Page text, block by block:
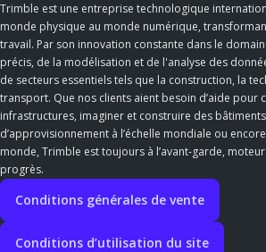
Trimble est une entreprise technologique
monde physique au monde numérique,
travail. Par son innovation constante dans le
précis, de la modélisation et de l'analyse des
de secteurs essentiels tels que la construction, la
transport. Que nos clients aient besoin d’aide pour
infrastructures, imaginer et construire des
d’approvisionnement à l’échelle mondiale ou
monde, Trimble est toujours à l’avant-garde,
progrès.
Conditions générales de vente
Conditions d’utilisation du site